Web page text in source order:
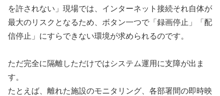
を許されない」現場では、インターネット接続それ自体が
最大のリスクとなるため、ボタン一つで「録画停止」「配
信停止」にすらできない環境が求められるのです。
ただ完全に隔離しただけではシステム運用に支障が出ま
す。
たとえば、離れた施設のモニタリング、各部署間の即時映